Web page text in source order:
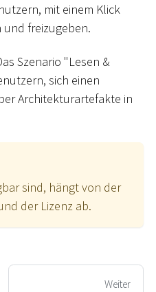
mit einem Klick
freizugeben.
Szenario "Lesen &
sich einen
Architekturartefakte in
sind, hängt von der
der Lizenz ab.
Weiter